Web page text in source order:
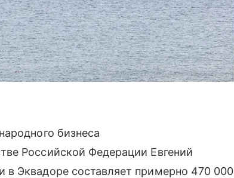
бизнеса
Российской Федерации Евгений
Эквадоре составляет примерно 470 000